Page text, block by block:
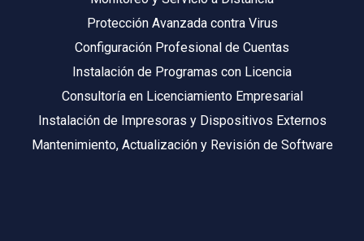
Protección Avanzada contra Virus
Configuración Profesional de Cuentas
Instalación de Programas con Licencia
Consultoría en Licenciamiento Empresarial
Instalación de Impresoras y Dispositivos Externos
Mantenimiento, Actualización y Revisión de Software